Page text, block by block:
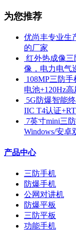
为您推荐
优尚丰专业生
的厂家
红外热成像
像，电力电气
108MP三防
电池+120Hz
5G防爆智能
IIC T4认证
7英寸mini三
Windows/安卓
产品中心
三防手机
防爆手机
公网对讲机
防爆平板
三防平板
功能手机